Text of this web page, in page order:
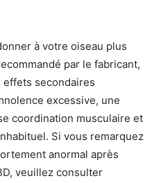
à votre oiseau plus
par le fabricant,
secondaires
excessive, une
coordination musculaire et
Si vous remarquez
anormal après
veuillez consulter